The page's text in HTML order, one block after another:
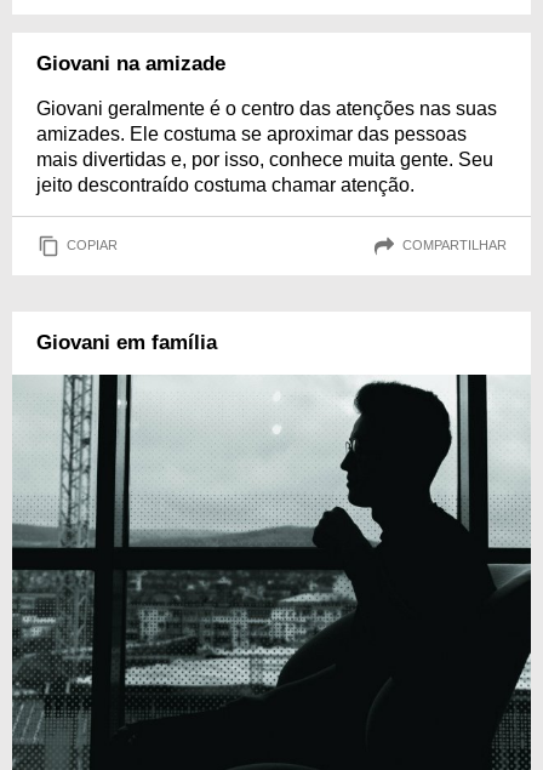
Giovani na amizade
Giovani geralmente é o centro das atenções nas suas
amizades. Ele costuma se aproximar das pessoas
mais divertidas e, por isso, conhece muita gente. Seu
jeito descontraído costuma chamar atenção.
COPIAR COMPARTILHAR
Giovani em família